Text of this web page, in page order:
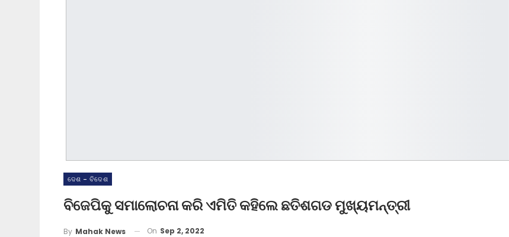
ଦେଶ - ବିଦେଶ
ବିଜେପିକୁ ସମାଲୋଚନା କରି ଏମିତି କହିଲେ ଛତିଶଗଡ ମୁଖ୍ୟମନ୍ତ୍ରୀ
By Mahak News On Sep 2, 2022